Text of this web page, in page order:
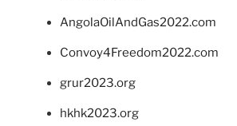
AngolaOilAndGas2022.com
Convoy4Freedom2022.com
grur2023.org
hkhk2023.org